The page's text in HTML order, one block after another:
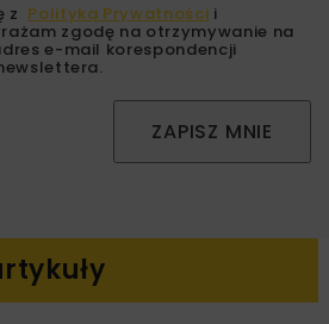
z Polityką Prywatności i
zgodę na otrzymywanie na
e-mail korespondencji
ZAPISZ MNIE